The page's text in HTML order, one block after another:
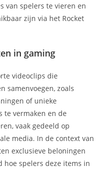
van spelers te vieren en
zijn via het Rocket
in gaming
videoclips die
samenvoegen, zoals
of unieke
te vermaken en de
vaak gedeeld op
media. In de context van
exclusieve beloningen
hoe spelers deze items in